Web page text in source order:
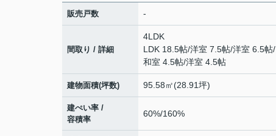
販売戸数 -
間取り / 詳細
4LDK
LDK 18.5帖/洋室 7.5帖/洋室 6.5帖/
和室 4.5帖/洋室 4.5帖
建物面積(坪数) 95.58㎡(28.91坪)
建ぺい率 /
容積率
60%/160%